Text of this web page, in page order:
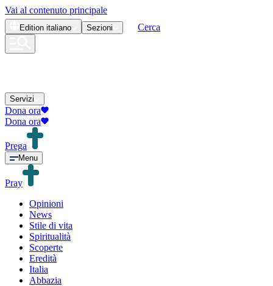
Vai al contenuto principale
Edition italiano Sezioni Cerca
Servizi
Dona ora
Dona ora
Prega
Menu
Pray
Opinioni
News
Stile di vita
Spiritualità
Scoperte
Eredità
Italia
Abbazia